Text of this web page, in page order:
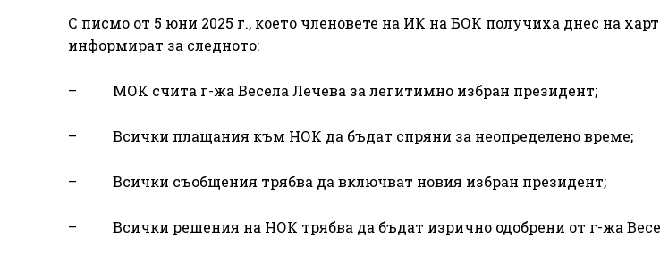
С писмо от 5 юни 2025 г., което членовете на ИК на БОК получиха днес на
информират за следното:
– МОК счита г-жа Весела Лечева за легитимно избран президент;
– Всички плащания към НОК да бъдат спряни за неопределено време;
– Всички съобщения трябва да включват новия избран президент;
– Всички решения на НОК трябва да бъдат изрично одобрени от г-жа